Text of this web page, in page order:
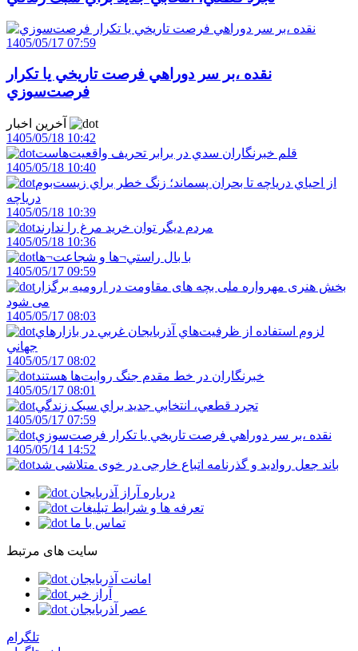
1405/05/17 07:59
نقده ،بر سر دوراهي فرصت تاريخي يا تکرار
فرصت‌سوزي
1405/05/18 10:42
قلم خبرنگاران سدي در برابر تحريف واقعيت‌هاست
1405/05/18 10:40
از احياي درياچه تا بحران پسماند؛ زنگ خطر براي زيست‌بوم
درياچه
1405/05/18 10:39
مردم ديگر توان خريد مرغ را ندارند
1405/05/18 10:36
با بال راستي¬ها و شجاعت¬ها
1405/05/17 09:59
بخش هنری مهرواره ملی بچه های مقاومت در ارومیه برگزار
می شود
1405/05/17 08:03
لزوم استفاده از ظرفيت‌هاي آذربايجان غربي در بازارهاي
جهاني
1405/05/17 08:02
خبرنگاران در خط مقدم جنگ روايت‌ها هستند
1405/05/17 08:01
تجرد قطعي، انتخابي جديد براي سبک زندگي
1405/05/17 07:59
نقده ،بر سر دوراهي فرصت تاريخي يا تکرار فرصت‌سوزي
1405/05/14 14:52
باند جعل روادید و گذرنامه اتباع خارجی در خوی متلاشی شد
درباره آراز آذربایجان
تعرفه ها و شرایط تبلیغات
تماس با ما
سایت های مرتبط
امانت آذربایجان
آراز خبر
عصر آذربایجان
تلگرام